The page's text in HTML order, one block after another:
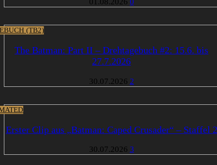
(TB2)
The Batman: Part II – Drehtagebuch #2: 15.6. bis
27.7.2026
30.07.2026 2
Erster Clip aus „Batman: Caped Crusader“ – Staffel 2
30.07.2026 3